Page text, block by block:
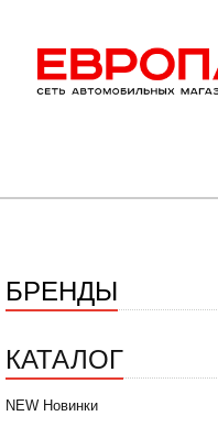
БРЕНДЫ
КАТАЛОГ
NEW Новинки